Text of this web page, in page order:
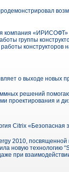
компания
группы
о выходе новых
решений
проектирования и
Citrix «Безопасная
2010,
новую технологию
при